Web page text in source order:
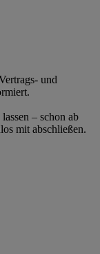
und
– schon ab
mit abschließen.